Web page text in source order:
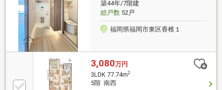
築44年/7階建
総戸数52戸
福岡県福岡市東区香椎１
3,080万円
3LDK 77.74m2
5階 南西